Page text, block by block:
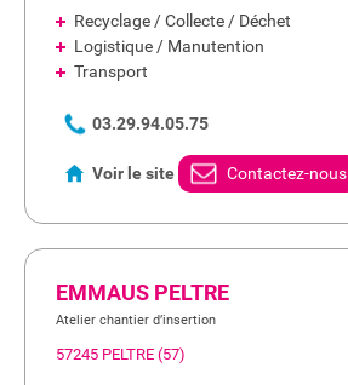
Recyclage / Collecte / Déchet
Logistique / Manutention
Transport
03.29.94.05.75
Voir le site Contactez-nous
EMMAUS PELTRE
Atelier chantier d’insertion
57245 PELTRE (57)